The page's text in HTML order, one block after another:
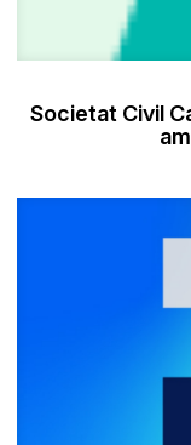
Societat Civil